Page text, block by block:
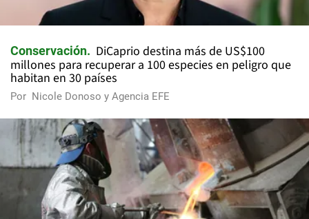
Conservación
DiCaprio destina más de US$100
millones para recuperar a 100 especies en peligro que
habitan en 30 países
Por Nicole Donoso y Agencia EFE